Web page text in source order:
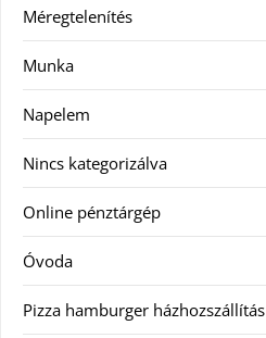
Méregtelenítés
Munka
Napelem
Nincs kategorizálva
Online pénztárgép
Óvoda
Pizza hamburger házhozszállítás